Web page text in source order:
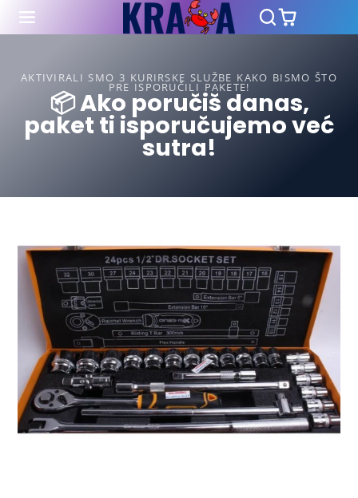
AKTIVIRALI SMO 3 KURIRSKE SLUŽBE KAKO BISMO ŠTO
PRE ISPORUČILI PAKETE!
📦 Ako poručiš danas,
paket ti isporučujemo već
sutra!